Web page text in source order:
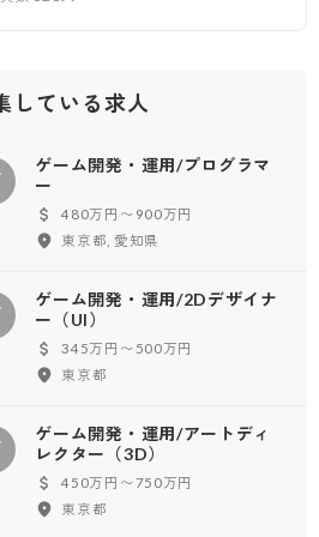
している求人
ゲーム開発・運用/プログラマ
ー
480万円〜900万円
東京都, 愛知県
ゲーム開発・運用/2Dデザイナ
ー（UI）
345万円〜500万円
東京都
ゲーム開発・運用/アートディ
レクター（3D）
450万円〜750万円
東京都